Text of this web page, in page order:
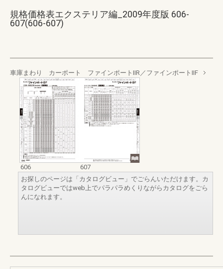
規格価格表エクステリア編_2009年度版 606-
607(606-607)
車庫まわり カーポート ファインポートⅡR／ファインポートⅡF
606
607
お探しのページは「カタログビュー」でごらんいただけます。カ
タログビューではweb上でパラパラめくりながらカタログをごら
んになれます。